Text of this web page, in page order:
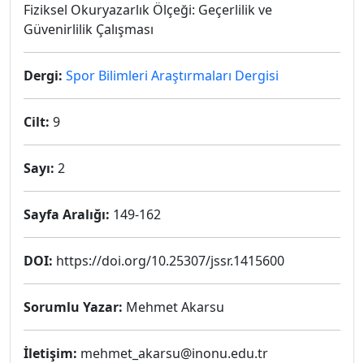
Fiziksel Okuryazarlık Ölçeği: Geçerlilik ve
Güvenirlilik Çalışması
Dergi: Spor Bilimleri Araştırmaları Dergisi
Cilt: 9
Sayı: 2
Sayfa Aralığı: 149-162
DOI: https://doi.org/10.25307/jssr.1415600
Sorumlu Yazar: Mehmet Akarsu
İletişim: mehmet_akarsu@inonu.edu.tr